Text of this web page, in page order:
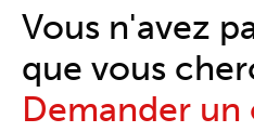
Vous n'avez
que vous
Demander